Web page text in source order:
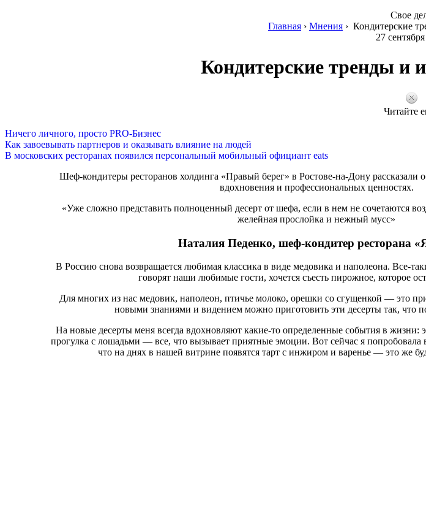
Свое
Главная › Мнения › Кондитерские
27
Кондитерские тренды и
Читайте
Ничего личного, просто PRO-Бизнес
Как завоевывать партнеров и оказывать влияние на людей
В московских ресторанах появился персональный мобильный официант eats
Шеф-кондитеры ресторанов холдинга «Правый берег» в Ростове-на-Дону рассказали
вдохновения и профессиональных ценностях.
«Уже сложно представить полноценный десерт от шефа, если в нем не сочетаются
желейная прослойка и нежный мусс»
Наталия Педенко, шеф-кондитер ресторана
В Россию снова возвращается любимая классика в виде медовика и наполеона. Все-
говорят наши любимые гости, хочется съесть пирожное, которое
Для многих из нас медовик, наполеон, птичье молоко, орешки со сгущенкой — это
новыми знаниями и видением можно приготовить эти десерты так, что
На новые десерты меня всегда вдохновляют какие-то определенные события в жизни:
прогулка с лошадьми — все, что вызывает приятные эмоции. Вот сейчас я попробовала
что на днях в нашей витрине появятся тарт с инжиром и варенье — это же